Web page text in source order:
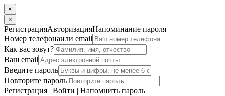
×
×
РегистрацияАвторизацияНапоминание пароля
Номер телефонаили email
Как вас зовут?
Ваш email
Введите пароль
Повторите пароль
Регистрация | Войти | Напомнить пароль